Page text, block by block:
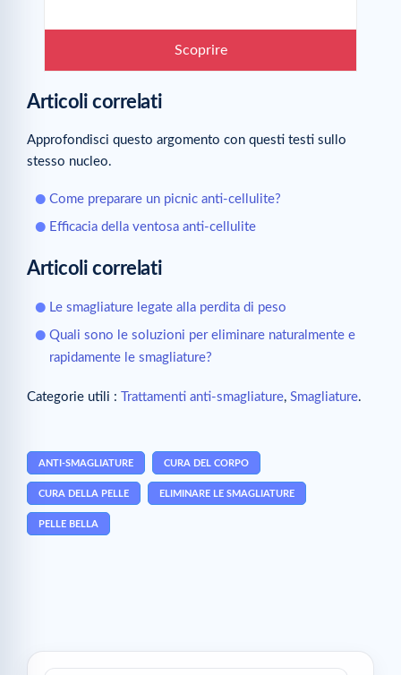
Scoprire
Articoli correlati
Approfondisci questo argomento con questi testi sullo
stesso nucleo.
Come preparare un picnic anti-cellulite?
Efficacia della ventosa anti-cellulite
Articoli correlati
Le smagliature legate alla perdita di peso
Quali sono le soluzioni per eliminare naturalmente e
rapidamente le smagliature?
Categorie utili : Trattamenti anti-smagliature, Smagliature.
ANTI-SMAGLIATURE CURA DEL CORPO
CURA DELLA PELLE ELIMINARE LE SMAGLIATURE
PELLE BELLA